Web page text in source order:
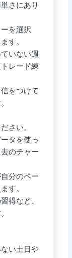
さにあり
を選択
す。
いない週
レード練
をつけて
さい。
タを使っ
のチャー
分のペー
す。
得など、
い土日や